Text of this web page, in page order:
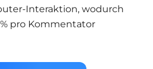
Interaktion, wodurch
pro Kommentator